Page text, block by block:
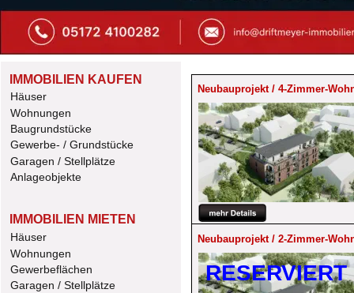
IMMOBILIEN KAUFEN
Häuser
Wohnungen
Baugrundstücke
Gewerbe- / Grundstücke
Garagen / Stellplätze
Anlageobjekte
IMMOBILIEN MIETEN
Häuser
Wohnungen
Gewerbeflächen
Garagen / Stellplätze
Neubauprojekt / 4-Zimmer-
Neubauprojekt / 2-Zimmer-
RESERVIERT